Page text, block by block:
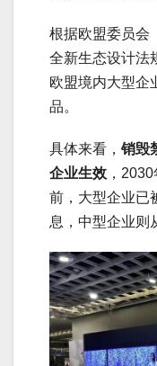
根据欧盟委员会
全新生态设计法
欧盟境内大型企
品。
具体来看，销毁
企业生效 ，
前，大型企业已
息，中型企业则